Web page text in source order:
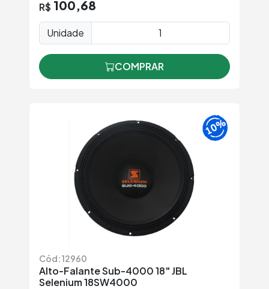
R$ 100,68
Unidade
COMPRAR
Cód: 12960
Alto-Falante Sub-4000 18" JBL
Selenium 18SW4000